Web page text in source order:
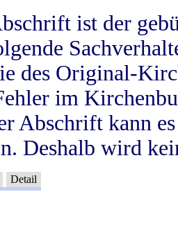
ist der
des Original-
im
Abschrift kann
Deshalb wird
Detail